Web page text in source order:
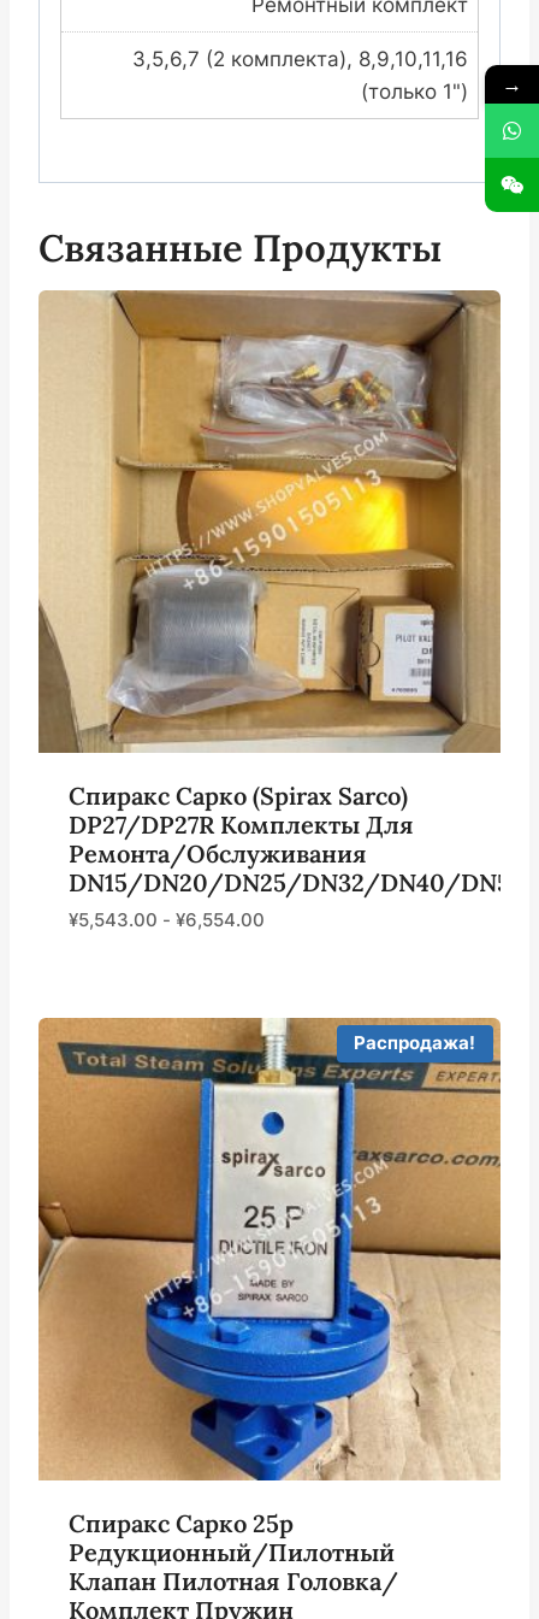
3,5,6,7 (2 комплекта), 8,9,10,11,16
(только 1")
Связанные Продукты
Спиракс Сарко (Spirax Sarco)
DP27/DP27R Комплекты Для
Ремонта/обслуживания
DN15/DN20/DN25/DN32/DN40/DN50
¥5,543.00 - ¥6,554.00
Распродажа!
Спиракс Сарко 25p
Редукционный/пилотный
Клапан Пилотная Головка/
Комплект Пружин
→